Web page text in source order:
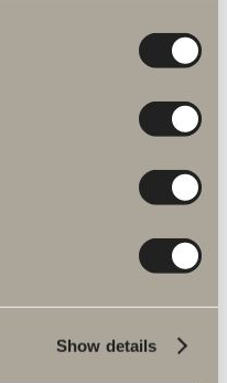
Show details
47 €